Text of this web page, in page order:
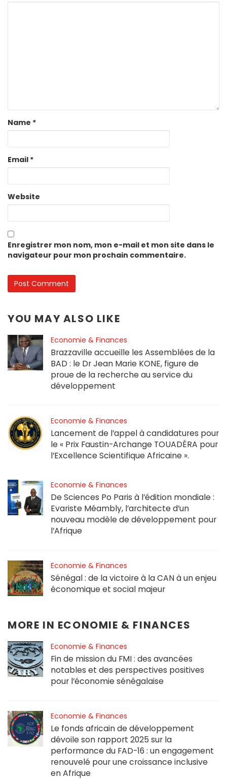
Name *
Email *
Website
Enregistrer mon nom, mon e-mail et mon site dans le
navigateur pour mon prochain commentaire.
YOU MAY ALSO LIKE
Economie & Finances
Brazzaville accueille les Assemblées de la
BAD : le Dr Jean Marie KONE, figure de
proue de la recherche au service du
développement
Economie & Finances
Lancement de l’appel à candidatures pour
le « Prix Faustin-Archange TOUADÉRA pour
l’Excellence Scientifique Africaine ».
Economie & Finances
De Sciences Po Paris à l’édition mondiale :
Evariste Méambly, l’architecte d’un
nouveau modèle de développement pour
l’Afrique
Economie & Finances
Sénégal : de la victoire à la CAN à un enjeu
économique et social majeur
MORE IN ECONOMIE & FINANCES
Economie & Finances
Fin de mission du FMI : des avancées
notables et des perspectives positives
pour l’économie sénégalaise
Economie & Finances
Le fonds africain de développement
dévoile son rapport 2025 sur la
performance du FAD-16 : un engagement
renouvelé pour une croissance inclusive
en Afrique